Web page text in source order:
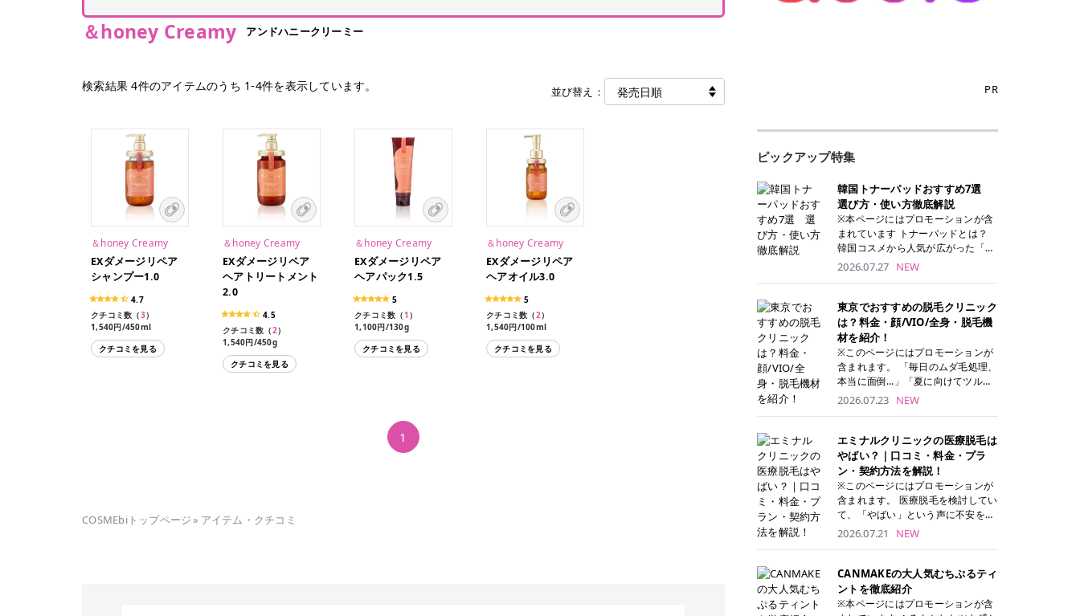
＆honey Creamy アンドハニークリーミー
検索結果4件のアイテムのうち 1-4件を表示しています。 並び替え：
＆honey Creamy
EXダメージリペア
シャンプー1.0
4.7
クチコミ数（3）
1,540円/450ml
1,100円/350ml（レフィ
ル）クチコミを見る
＆honey Creamy
EXダメージリペア
ヘアトリートメント
2.0
4.5
クチコミ数（2）
1,540円/450g
1,100円/350g
クチコミを見る
＆honey Creamy
EXダメージリペア
ヘアパック1.5
5
クチコミ数（1 ）
1,100円/130g
クチコミを見る
＆honey Creamy
EXダメージリペア
ヘアオイル3.0
5
クチコミ数（2）
1,540円/100ml
クチコミを見る
1
COSMEbiトップページ» アイテム・クチコミ
PR
ピックアップ特集
韓国トナーパッドおすすめ7選
選び方・使い方徹底解説
※本ページにはプロモーションが含
まれています トナーパッドとは？
韓国コスメから人気が広がった「ト
ナーパッド」は、化粧水や美容液を
トナーパッドは洗顔後に肌をやさし
く拭き取ることで、古い角質や余分
な皮脂汚れをオフしながら、うるお
いを与えられるのが特徴✨ さらに、
気になる部分には数分のせて部分用
パックとしても使用できるため、1
両方を叶えられます。 韓国コスメブ
ランドを中心に人気を集めていまし
たが、現在では日本でも定番のスキ
ンケアアイテムとして幅広い世代に
愛用されています。 トナーパッドの
特徴 トナーパッドと拭き取り化粧水
の違い 「トナーパッド」と「拭き取
り化粧水」はどちらも洗顔後に使用
するスキンケアアイテムですが、使
い方や特徴に違いがあります。 トナ
ーパッドは、化粧水があらかじめパ
ッドに含まれているため、コットン
を用意する手間がなく、忙しい朝で
もサッと使えるのが魅力です。 ま
た、保湿成分を豊富に配合した商品
2026.07.27 NEW
東京でおすすめの脱毛クリニック
は？料金・顔/VIO/全身・脱毛機
材を紹介！
※このページにはプロモーションが
含まれます。 「毎日のムダ毛処理、
本当に面倒…」「夏に向けてツルツ
ル肌になりたい！」 そう思って東京
べばいいの？と迷ってしまいますよ
ね。 この記事では、医療脱毛の基本
から、東京で特に通いやすいフレイ
アクリニック・レジーナクリニッ
ク・エミナルクリニック・リゼクリ
ニックの4院について、分かりやす
リニックを見つけて、面倒な自己処
理から卒業しちゃいましょう♪ クリ
ニック 全身＋VIO 全身＋VIO＋顔 特
徴 脱毛器 詳細 フレイアクリニック
52,800円(税込)/5回 94,600円(税
込)/5回 肌への負担に配慮しなが
2026.07.23 NEW
エミナルクリニックの医療脱毛は
やばい？｜口コミ・料金・プラ
ン・契約方法を解説！
※このページにはプロモーションが
含まれます。 医療脱毛を検討してい
て、「やばい」という声に不安を抱
える方も多いのではないでしょう
体系をはじめ、学生や友人同士でお
得になる割引キャンペーン、無料カ
ウンセリングから施術までの具体的
2026.07.21 NEW
CANMAKEの大人気むちぷるティ
ントを徹底紹介
※本ページにはプロモーションが含